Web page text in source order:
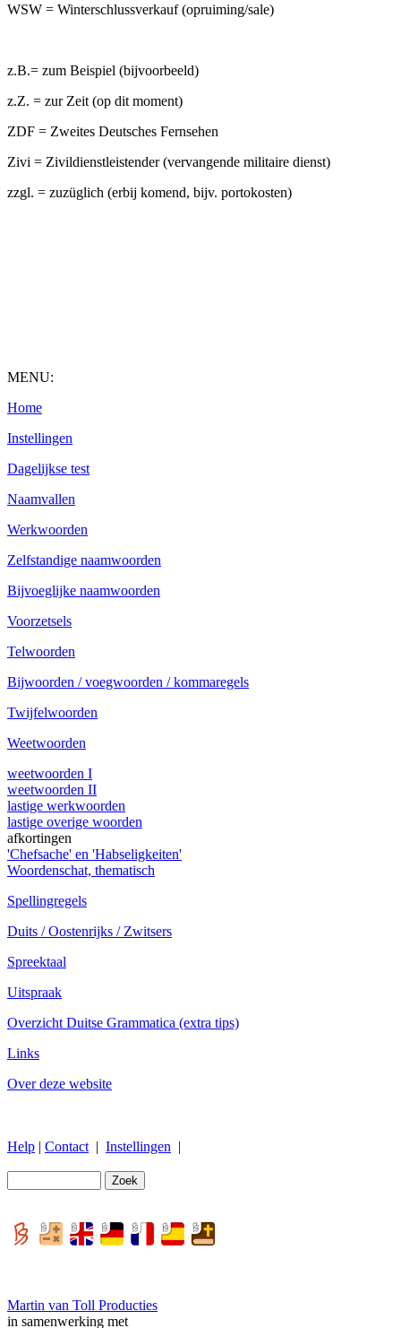
WSW = Winterschlussverkauf (opruiming/sale)
z.B.= zum Beispiel (bijvoorbeeld)
z.Z. = zur Zeit (op dit moment)
ZDF = Zweites Deutsches Fernsehen
Zivi = Zivildienstleistender (vervangende militaire dienst)
zzgl. = zuzüglich (erbij komend, bijv. portokosten)
MENU:
Home
Instellingen
Dagelijkse test
Naamvallen
Werkwoorden
Zelfstandige naamwoorden
Bijvoeglijke naamwoorden
Voorzetsels
Telwoorden
Bijwoorden / voegwoorden / kommaregels
Twijfelwoorden
Weetwoorden
weetwoorden I
weetwoorden II
lastige werkwoorden
lastige overige woorden
afkortingen
'Chefsache' en 'Habseligkeiten'
Woordenschat, thematisch
Spellingregels
Duits / Oostenrijks / Zwitsers
Spreektaal
Uitspraak
Overzicht Duitse Grammatica (extra tips)
Links
Over deze website
Help | Contact | Instellingen |
Martin van Toll Producties
in samenwerking met